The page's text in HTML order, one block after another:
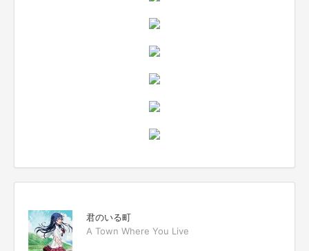
君のいる町
A Town Where You Live